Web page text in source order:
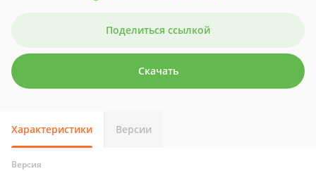
Поделиться ссылкой
Скачать
Характеристики Версии
Версия